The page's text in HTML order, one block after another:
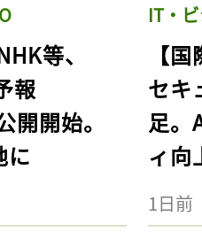
等、
報
開開始。
に
IT・
【
セキ
足。
ィ向
1日前